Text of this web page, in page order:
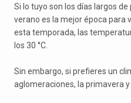
Si lo tuyo son los días largos
verano es la mejor época para
esta temporada, las
los 30 °C.
Sin embargo, si prefieres un
aglomeraciones, la primavera y